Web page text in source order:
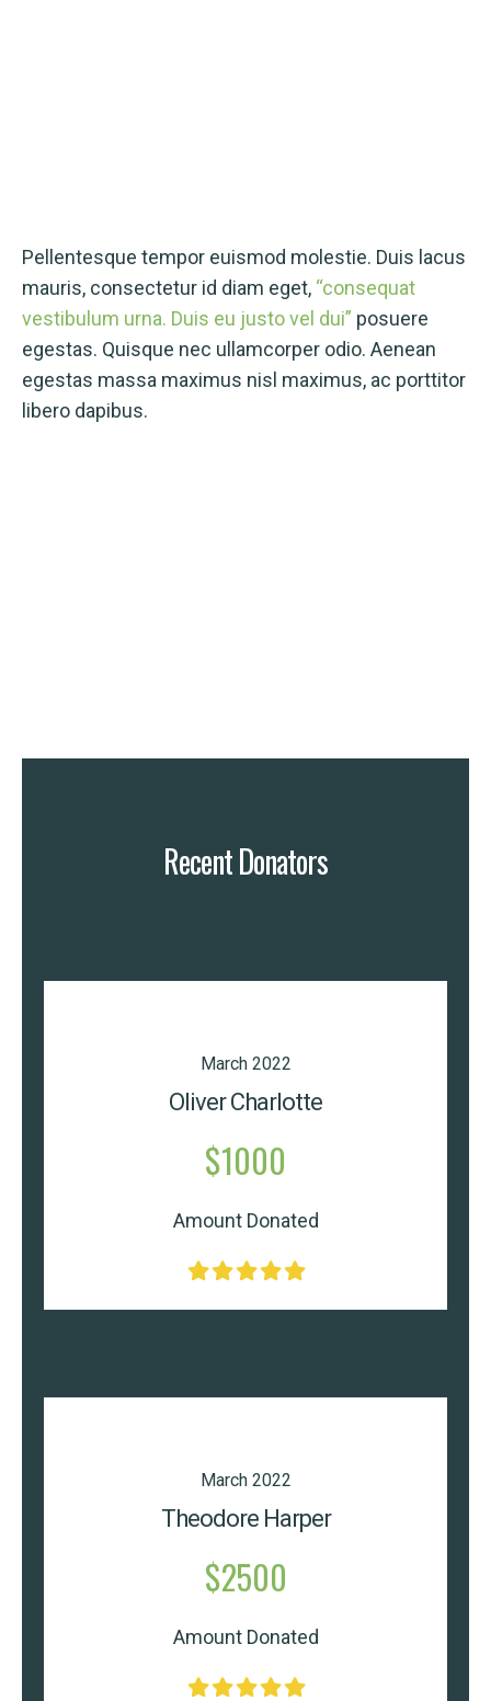
Pellentesque tempor euismod molestie. Duis lacus
mauris, consectetur id diam eget, “consequat
vestibulum urna. Duis eu justo vel dui” posuere
egestas. Quisque nec ullamcorper odio. Aenean
egestas massa maximus nisl maximus, ac porttitor
libero dapibus.
Recent Donators
March 2022
Oliver Charlotte
$1000
Amount Donated
March 2022
Theodore Harper
$2500
Amount Donated